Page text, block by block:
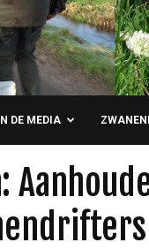
IN DE MEDIA